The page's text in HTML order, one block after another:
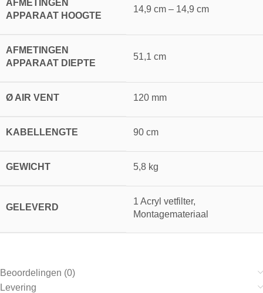
AFMETINGEN
APPARAAT HOOGTE
14,9 cm – 14,9 cm
AFMETINGEN
APPARAAT DIEPTE
51,1 cm
Ø AIR VENT 120 mm
KABELLENGTE 90 cm
GEWICHT 5,8 kg
GELEVERD
1 Acryl vetfilter,
Montagemateriaal
Beoordelingen (0)
Levering